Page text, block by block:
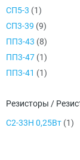
СП5-3 (1)
СП3-39 (9)
ПП3-43 (8)
ПП3-47 (1)
ПП3-41 (1)
Резисторы /
С2-33Н 0,25Вт (1)